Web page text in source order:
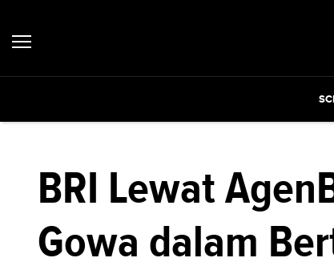
BRI Lewat
Gowa dalam